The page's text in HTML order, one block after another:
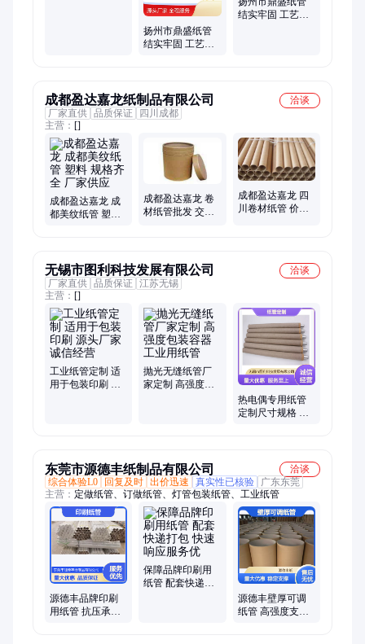
扬州市鼎盛纸管
结实牢固 工艺精
结实牢固 工艺精
成都盈达嘉龙纸制品有限公司
洽谈
厂家直供 品质保证
四川成都
主营： []
成都盈达嘉龙 成
都美纹纸管 塑料
成都盈达嘉龙 卷
材纸管批发 交货
成都盈达嘉龙 四
川卷材纸管 价格
无锡市图利科技发展有限公司
洽谈
厂家直供 品质保证 江苏无锡
主营： []
工业纸管定制 适
用于包装印刷 源
抛光无缝纸管厂
家定制 高强度包
热电偶专用纸管
定制尺寸规格 工
东莞市源德丰纸制品有限公司
洽谈
综合体验L0
回复及时 出价迅速 真实性已核验
广东东莞
主营： 定做纸管、订做纸管、灯管包装纸管、工业纸管
源德丰品牌印刷
用纸管 抗压承重
保障品牌印刷用
纸管 配套快递打
源德丰壁厚可调
纸管 高强度支撑